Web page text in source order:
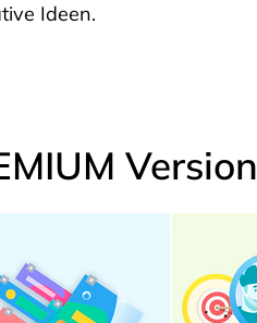
Ideen.
Version